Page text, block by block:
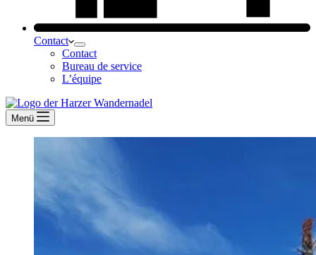
Contact
Contact
Bureau de service
L’équipe
Menü